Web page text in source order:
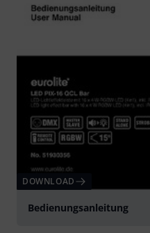
DOWNLOAD
Bedienungsanleitung